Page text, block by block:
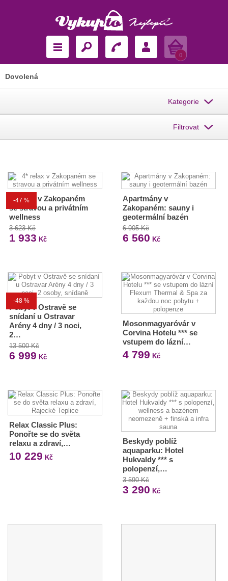
Košík
0
Dovolená
Kategorie
Filtrovat
-47 %
4* relax v Zakopaném
se stravou a privátním
wellness
3 623 Kč
1 933 Kč
Apartmány v
Zakopaném: sauny i
geotermální bazén
6 905 Kč
6 560 Kč
-48 %
Pobyt v Ostravě se
snídaní u Ostravar
Arény 4 dny / 3 noci,
2…
13 500 Kč
6 999 Kč
Mosonmagyaróvár v
Corvina Hotelu *** se
vstupem do lázní…
4 799 Kč
Relax Classic Plus:
Ponořte se do světa
relaxu a zdraví,…
10 229 Kč
Beskydy poblíž
aquaparku: Hotel
Hukvaldy *** s
polopenzí,…
3 590 Kč
3 290 Kč